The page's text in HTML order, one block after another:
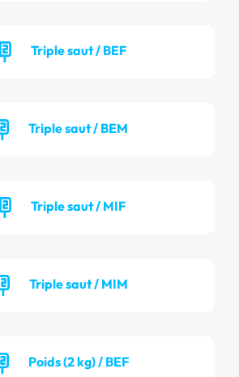
Triple saut / BEF
Triple saut / BEM
Triple saut / MIF
Triple saut / MIM
Poids (2 kg) / BEF